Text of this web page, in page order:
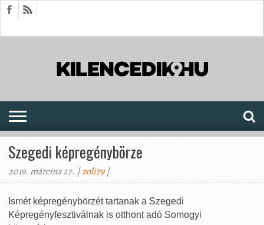
Szegedi képregénybörze
2019. március 27. |zoli79|
Ismét képregénybörzét tartanak a Szegedi
Képregényfesztiválnak is otthont adó Somogyi